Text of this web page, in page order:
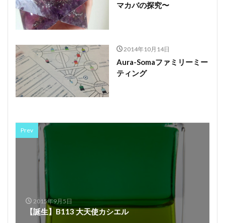
マカバの探究〜
2014年10月14日
Aura-Somaファミリーミー
ティング
Prev
2015年9月5日
【誕生】B113 大天使カシエル